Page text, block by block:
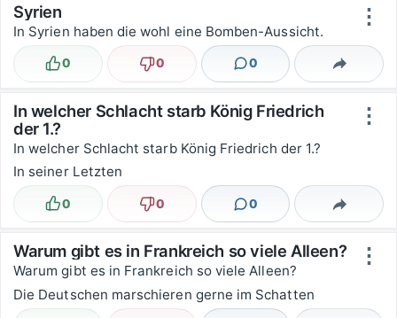
⋮
Syrien
In Syrien haben die wohl eine Bomben-Aussicht.
Lustig
0 Nicht lustig
0 0
Kommentare Teilen
⋮
In welcher Schlacht starb König Friedrich
der 1.?
In welcher Schlacht starb König Friedrich der 1.?
In seiner Letzten
Lustig
0 Nicht lustig
0 0
Kommentare Teilen
⋮
Warum gibt es in Frankreich so viele Alleen?
Warum gibt es in Frankreich so viele Alleen?
Die Deutschen marschieren gerne im Schatten